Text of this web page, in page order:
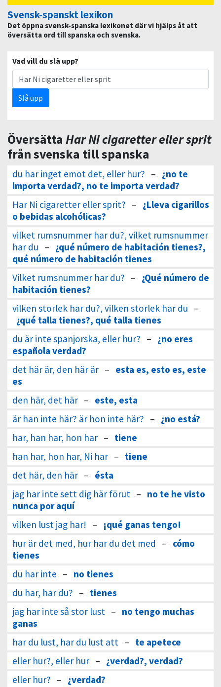
Svensk-spanskt lexikon
Det öppna svensk-spanska lexikonet där vi hjälps åt att
översätta ord till spanska och svenska.
Vad vill du slå upp?
Slå upp
Översätta Har Ni cigaretter eller sprit
från svenska till spanska
du har inget emot det, eller hur? – ¿no te
importa verdad?, no te importa verdad?
Har Ni cigaretter eller sprit? – ¿Lleva cigarillos
o bebidas alcohólicas?
vilket rumsnummer har du?, vilket rumsnummer
har du – ¿qué número de habitación tienes?,
qué número de habitación tienes
Vilket rumsnummer har du? – ¿Qué número de
habitación tienes?
vilken storlek har du?, vilken storlek har du –
¿qué talla tienes?, qué talla tienes
du är inte spanjorska, eller hur? – ¿no eres
española verdad?
det här är, den här är – esta es, esto es, este
es
den här, det här – este, esta
är han inte här? är hon inte här? – ¿no está?
har, han har, hon har – tiene
han har, hon har, Ni har – tiene
det här, den här – ésta
jag har inte sett dig här förut – no te he visto
nunca por aquí
vilken lust jag har! –
¡qué ganas tengo!
hur är det med, hur har du det med
– cómo
tienes
du har inte – no tienes
du har, har du? – tienes
jag har inte så stor lust – no tengo muchas
ganas
har du lust, har du lust att – te apetece
eller hur?, eller hur – ¿verdad?, verdad?
eller hur? – ¿verdad?